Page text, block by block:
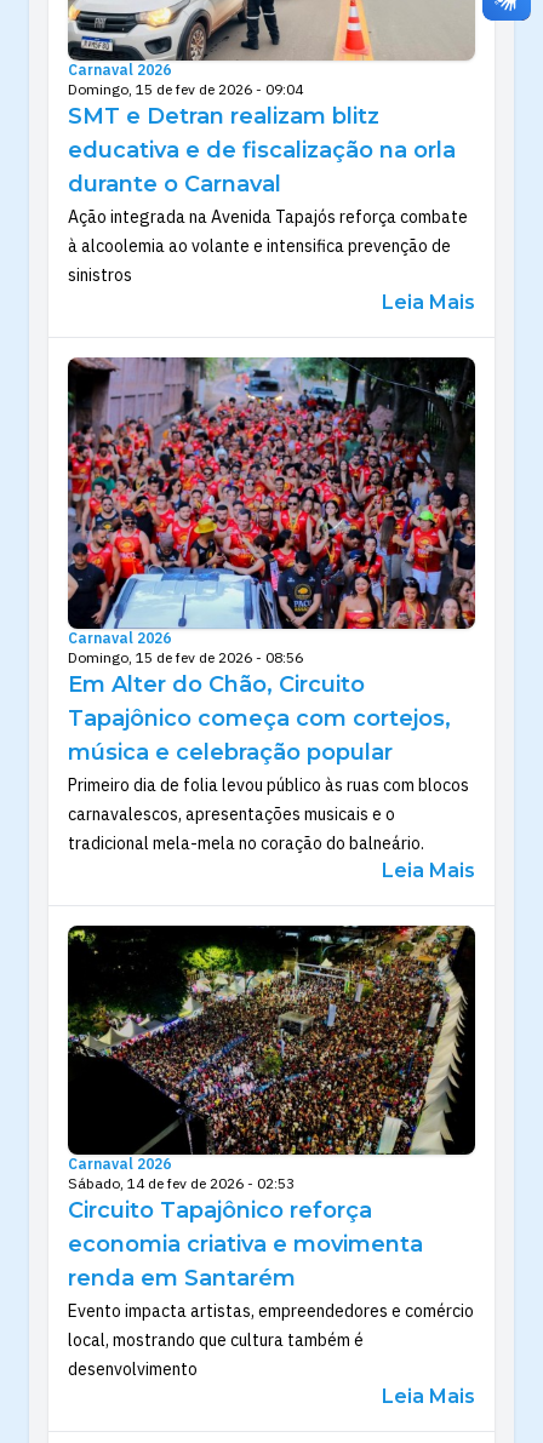
Carnaval 2026
Domingo, 15 de fev de 2026 - 09:04
SMT e Detran realizam blitz
educativa e de fiscalização na orla
durante o Carnaval
Ação integrada na Avenida Tapajós reforça combate
à alcoolemia ao volante e intensifica prevenção de
sinistros
Leia Mais
Carnaval 2026
Domingo, 15 de fev de 2026 - 08:56
Em Alter do Chão, Circuito
Tapajônico começa com cortejos,
música e celebração popular
Primeiro dia de folia levou público às ruas com blocos
carnavalescos, apresentações musicais e o
tradicional mela-mela no coração do balneário.
Leia Mais
Carnaval 2026
Sábado, 14 de fev de 2026 - 02:53
Circuito Tapajônico reforça
economia criativa e movimenta
renda em Santarém
Evento impacta artistas, empreendedores e comércio
local, mostrando que cultura também é
desenvolvimento
Leia Mais